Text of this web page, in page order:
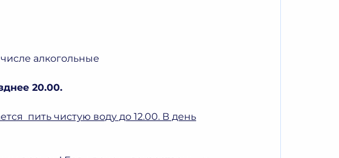
алкогольные
20.00.
пить чистую воду до 12.00. В день